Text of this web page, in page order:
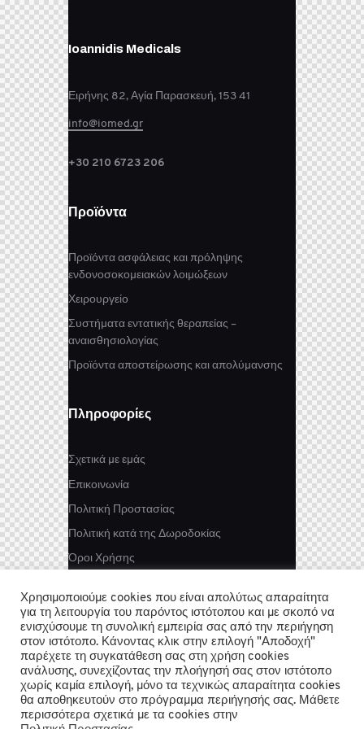
Ioannidis Medicals
Ειρήνης 82, Αγία Παρασκευή, 153 41
info@iomed.gr
+30 210 6723 206
Προϊόντα
Προϊόντα ασφάλειας και πρόληψης
ενδονοσοκομειακών λοιμώξεων
Χειρουργείο
Συστήματα εντατικής θεραπείας –
αναισθησιολογίας
Προϊόντα αποστείρωσης και απολύμανσης
Πληροφορίες
Σχετικά με εμάς
Επικοινωνία
Πολιτική Προστασίας
Πολιτική κατά της Δωροδοκίας
Όροι Χρήσης
Newsletter
Εγγραφή
Υποβολή καταγγελίας δωροδοκίας ή
διαφθοράς:anti-corruption@iomed.gr
Χρησιμοποιούμε cookies που είναι απολύτως απαραίτητα
για τη λειτουργία του παρόντος ιστότοπου και με σκοπό να
ενισχύσουμε τη συνολική εμπειρία σας από την περιήγηση
στον ιστότοπο. Κάνοντας κλικ στην επιλογή "Αποδοχή"
παρέχετε τη συγκατάθεση σας στη χρήση cookies
ανάλυσης, συνεχίζοντας την πλοήγησή σας στον ιστότοπο
χωρίς καμία επιλογή, μόνο τα τεχνικώς απαραίτητα cookies
θα αποθηκευτούν στο πρόγραμμα περιήγησής σας. Μάθετε
περισσότερα σχετικά με τα cookies στην